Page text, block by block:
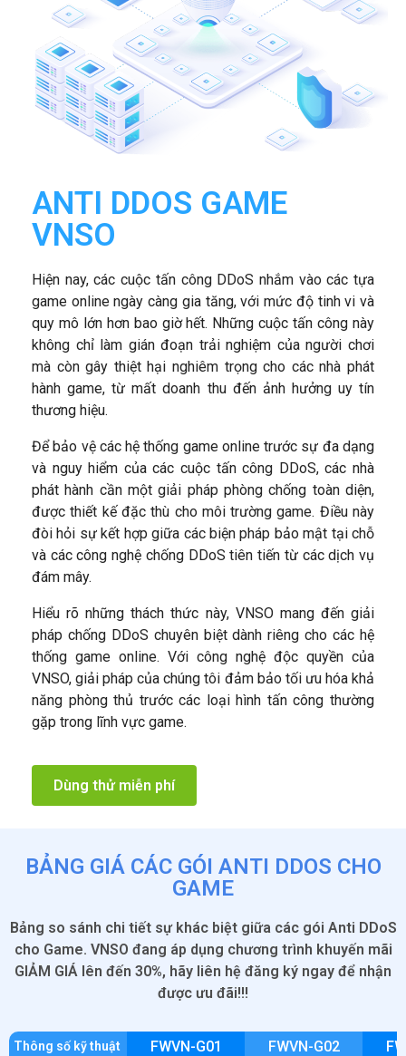
ANTI DDOS GAME
VNSO
Hiện nay, các cuộc tấn công DDoS nhắm vào các tựa
game online ngày càng gia tăng, với mức độ tinh vi và
quy mô lớn hơn bao giờ hết. Những cuộc tấn công này
không chỉ làm gián đoạn trải nghiệm của người chơi
mà còn gây thiệt hại nghiêm trọng cho các nhà phát
hành game, từ mất doanh thu đến ảnh hưởng uy tín
thương hiệu.
Để bảo vệ các hệ thống game online trước sự đa dạng
và nguy hiểm của các cuộc tấn công DDoS, các nhà
phát hành cần một giải pháp phòng chống toàn diện,
được thiết kế đặc thù cho môi trường game. Điều này
đòi hỏi sự kết hợp giữa các biện pháp bảo mật tại chỗ
và các công nghệ chống DDoS tiên tiến từ các dịch vụ
đám mây.
Hiểu rõ những thách thức này, VNSO mang đến giải
pháp chống DDoS chuyên biệt dành riêng cho các hệ
thống game online. Với công nghệ độc quyền của
VNSO, giải pháp của chúng tôi đảm bảo tối ưu hóa khả
năng phòng thủ trước các loại hình tấn công thường
gặp trong lĩnh vực game.
Dùng thử miễn phí
BẢNG GIÁ CÁC GÓI ANTI DDOS CHO
GAME
Bảng so sánh chi tiết sự khác biệt giữa các gói Anti DDoS
cho Game. VNSO đang áp dụng chương trình khuyến mãi
GIẢM GIÁ lên đến 30%, hãy liên hệ đăng ký ngay để nhận
được ưu đãi!!!
Thông số kỹ thuật FWVN-G01 FWVN-G02